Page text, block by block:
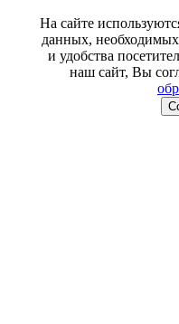
На сайте
данных, необходимых
и удобства
наш сайт, Вы